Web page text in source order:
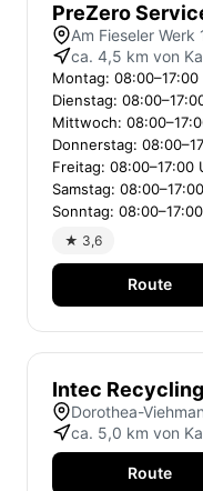
PreZero
Am Fieseler Werk
ca. 4,5 km von
Montag: 08:00–17:00
Dienstag:
Mittwoch:
Donnerstag:
Freitag: 08:00–17:00
Samstag:
Sonntag:
★ 3,6
Route
Intec Recycling
Dorothea-
ca. 5,0 km von
Route